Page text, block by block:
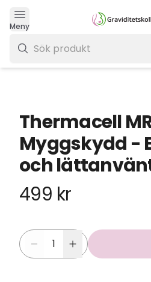
Meny
Thermacell
Myggskydd -
och
499 kr